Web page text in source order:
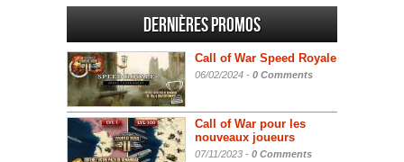
Dernières promos
Call of War Speed Royale
06/02/2024 - 0 Comments
Call of War pour les
nouveaux joueurs
07/11/2023 - 0 Comments